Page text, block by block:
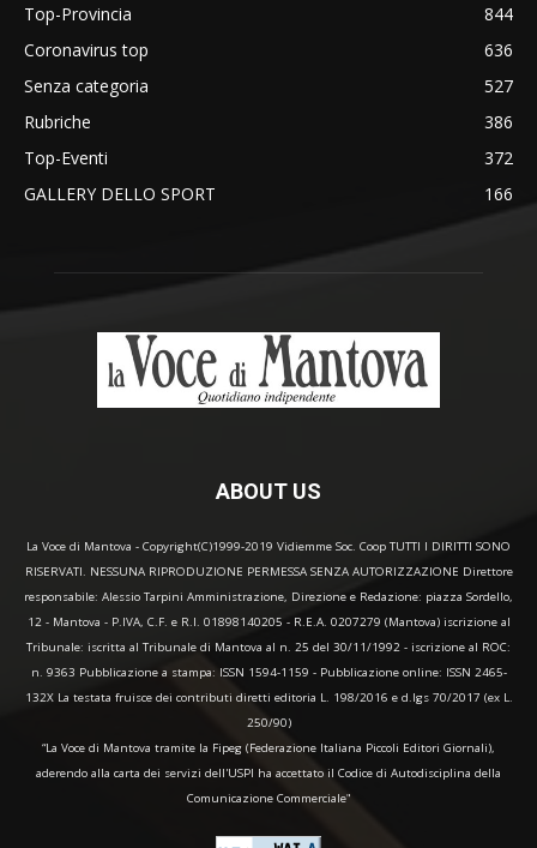
Top-Provincia
844
Coronavirus top
636
Senza categoria
527
Rubriche
386
Top-Eventi
372
GALLERY DELLO SPORT
166
ABOUT US
La Voce di Mantova - Copyright(C)1999-2019 Vidiemme Soc. Coop TUTTI I DIRITTI SONO
RISERVATI. NESSUNA RIPRODUZIONE PERMESSA SENZA AUTORIZZAZIONE Direttore
responsabile: Alessio Tarpini Amministrazione, Direzione e Redazione: piazza Sordello,
12 - Mantova - P.IVA, C.F. e R.I. 01898140205 - R.E.A. 0207279 (Mantova) iscrizione al
Tribunale: iscritta al Tribunale di Mantova al n. 25 del 30/11/1992 - iscrizione al ROC:
n. 9363 Pubblicazione a stampa: ISSN 1594-1159 - Pubblicazione online: ISSN 2465-
132X La testata fruisce dei contributi diretti editoria L. 198/2016 e d.lgs 70/2017 (ex L.
250/90)
“La Voce di Mantova tramite la Fipeg (Federazione Italiana Piccoli Editori Giornali),
aderendo alla carta dei servizi dell'USPI ha accettato il Codice di Autodisciplina della
Comunicazione Commerciale"